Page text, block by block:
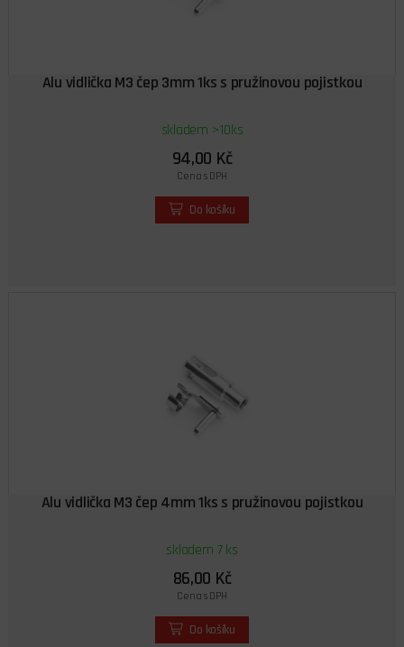
Alu vidlička M3 čep 3mm 1ks s pružinovou pojistkou
skladem >10ks
94,00 Kč
Cena s DPH
Do košíku
Alu vidlička M3 čep 4mm 1ks s pružinovou pojistkou
skladem 7 ks
86,00 Kč
Cena s DPH
Do košíku